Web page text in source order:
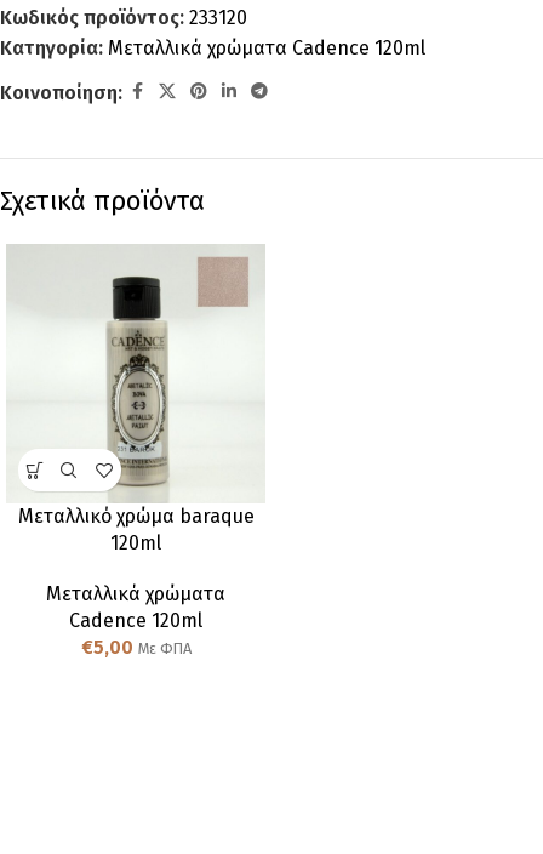
Κωδικός προϊόντος: 233120
Κατηγορία: Μεταλλικά χρώματα Cadence 120ml
Κοινοποίηση:
Σχετικά προϊόντα
Μεταλλικό χρώμα baraque
120ml
Μεταλλικά χρώματα
Cadence 120ml
€5,00 Με ΦΠΑ